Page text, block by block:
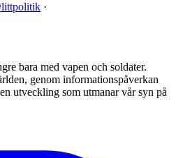
·
bara med vapen och soldater.
genom informationspåverkan
utveckling som utmanar vår syn på